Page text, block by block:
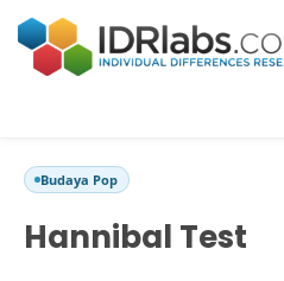
Budaya Pop
Hannibal Test